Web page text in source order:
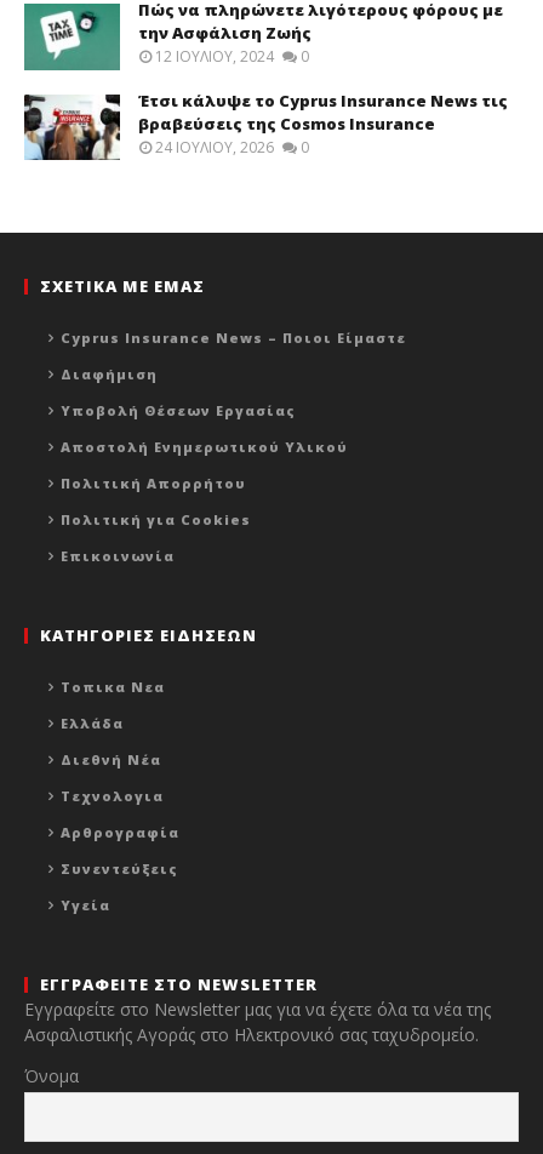
Πώς να πληρώνετε λιγότερους φόρους με
την Ασφάλιση Ζωής
12 ΙΟΥΛΊΟΥ, 2024 0
Έτσι κάλυψε το Cyprus Insurance News τις
βραβεύσεις της Cosmos Insurance
24 ΙΟΥΛΊΟΥ, 2026 0
ΣΧΕΤΙΚΑ ΜΕ ΕΜΑΣ
Cyprus Insurance News – Ποιοι Είμαστε
Διαφήμιση
Υποβολή Θέσεων Εργασίας
Αποστολή Ενημερωτικού Υλικού
Πολιτική Απορρήτου
Πολιτική για Cookies
Επικοινωνία
ΚΑΤΗΓΟΡΙΕΣ ΕΙΔΗΣΕΩΝ
Τοπικα Νεα
Ελλάδα
Διεθνή Νέα
Τεχνολογια
Αρθρογραφία
Συνεντεύξεις
Υγεία
ΕΓΓΡΑΦΕΙΤΕ ΣΤΟ NEWSLETTER
Εγγραφείτε στο Newsletter μας για να έχετε όλα τα νέα της
Ασφαλιστικής Αγοράς στο Ηλεκτρονικό σας ταχυδρομείο.
Όνομα